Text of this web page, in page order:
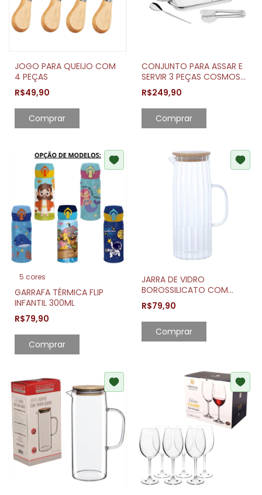
JOGO PARA QUEIJO COM
4 PEÇAS
R$49,90
CONJUNTO PARA ASSAR E
SERVIR 3 PEÇAS COSMOS
TRAMONTINA
R$249,90
Comprar
5 cores
GARRAFA TÉRMICA FLIP
INFANTIL 300ML
R$79,90
Comprar
JARRA DE VIDRO
BOROSSILICATO COM
TAMPA EM BAMBU 1,1
LITROS
R$79,90